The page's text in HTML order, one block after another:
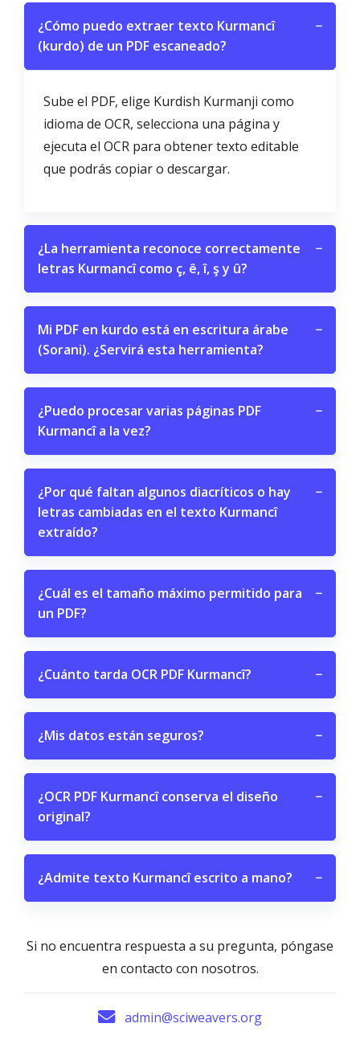
¿Cómo puedo extraer texto Kurmancî
(kurdo) de un PDF escaneado?
−
Sube el PDF, elige Kurdish Kurmanji como
idioma de OCR, selecciona una página y
ejecuta el OCR para obtener texto editable
que podrás copiar o descargar.
¿La herramienta reconoce correctamente
letras Kurmancî como ç, ê, î, ş y û?
−
Mi PDF en kurdo está en escritura árabe
(Sorani). ¿Servirá esta herramienta?
−
¿Puedo procesar varias páginas PDF
Kurmancî a la vez?
−
¿Por qué faltan algunos diacríticos o hay
letras cambiadas en el texto Kurmancî
extraído?
−
¿Cuál es el tamaño máximo permitido para
un PDF?
−
¿Cuánto tarda OCR PDF Kurmancî? −
¿Mis datos están seguros? −
¿OCR PDF Kurmancî conserva el diseño
original?
−
¿Admite texto Kurmancî escrito a mano? −
Si no encuentra respuesta a su pregunta, póngase
en contacto con nosotros.
admin@sciweavers.org